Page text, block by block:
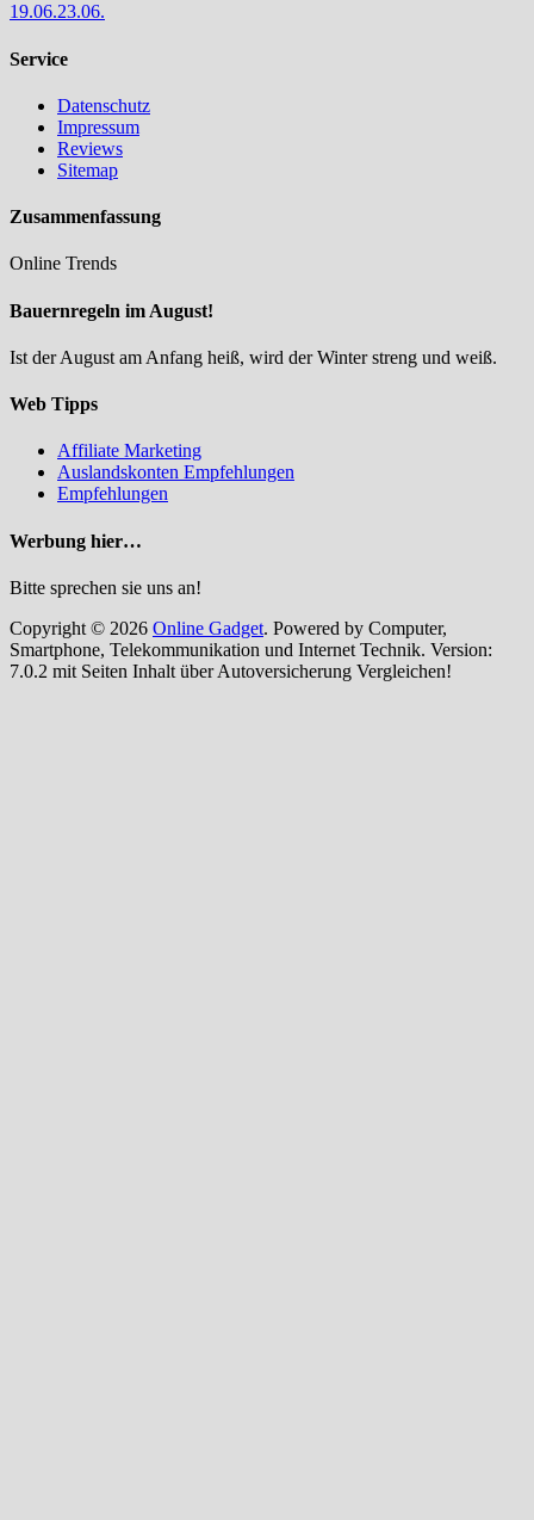
19.06.23.06.
Service
Datenschutz
Impressum
Reviews
Sitemap
Zusammenfassung
Online Trends
Bauernregeln im August!
Ist der August am Anfang heiß, wird der Winter streng und weiß.
Web Tipps
Affiliate Marketing
Auslandskonten Empfehlungen
Empfehlungen
Werbung hier…
Bitte sprechen sie uns an!
Copyright © 2026 Online Gadget. Powered by Computer,
Smartphone, Telekommunikation und Internet Technik. Version:
7.0.2 mit Seiten Inhalt über Autoversicherung Vergleichen!